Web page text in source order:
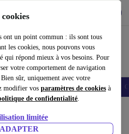
ont un point commun : ils sont tous
les cookies, nous pouvons vous
qui répond mieux à vos besoins. Pour
votre comportement de navigation
sûr, uniquement avec votre
modifier vos paramètres de cookies à
de confidentialité.
limitée
ADAPTER
et facilement
Montres connectées Accessoires
HP: